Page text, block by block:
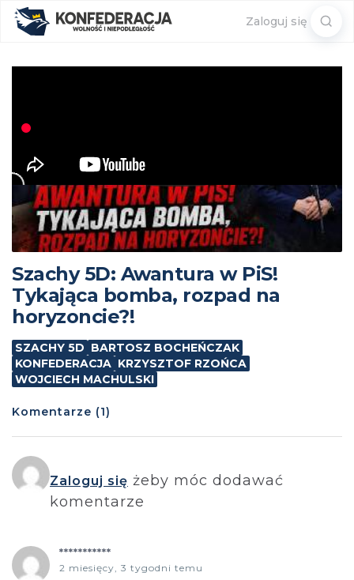
Zaloguj się
Szachy 5D: Awantura w PiS!
Tykająca bomba, rozpad na
horyzoncie?!
SZACHY 5D BARTOSZ BOCHEŃCZAK
KONFEDERACJA KRZYSZTOF RZOŃCA
WOJCIECH MACHULSKI
Komentarze (1)
Zaloguj się żeby móc dodawać
komentarze
***********
2 miesięcy, 3 tygodni temu